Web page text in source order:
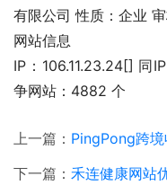
有限公司 性质：企业
网站信息
IP：106.11.23.24[] 同
争网站：4882 个
上一篇： PingPong跨
下一篇： 禾连健康网站